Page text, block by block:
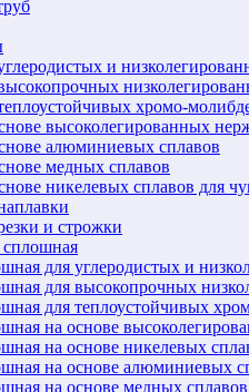
и
хромо-
высоколегированных
алюминиевых сплавов
медных сплавов
никелевых сплавов для
и строжки
сплошная
для углеродистых и
для высокопрочных
для теплоустойчивых
на основе
на основе никелевых
на основе алюминиевых
на основе медных сплавов